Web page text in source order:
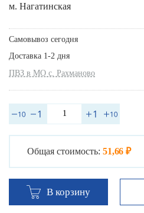
м. Нагатинская
Самовывоз сегодня
Доставка 1-2 дня
ПВЗ в МО с. Рахманово
Общая стоимость: 51,66 ₽
В корзину